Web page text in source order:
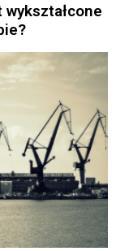
wykształcone